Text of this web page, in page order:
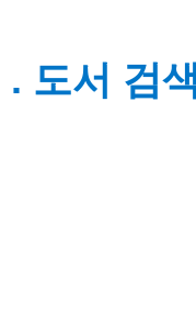
. 도서 검